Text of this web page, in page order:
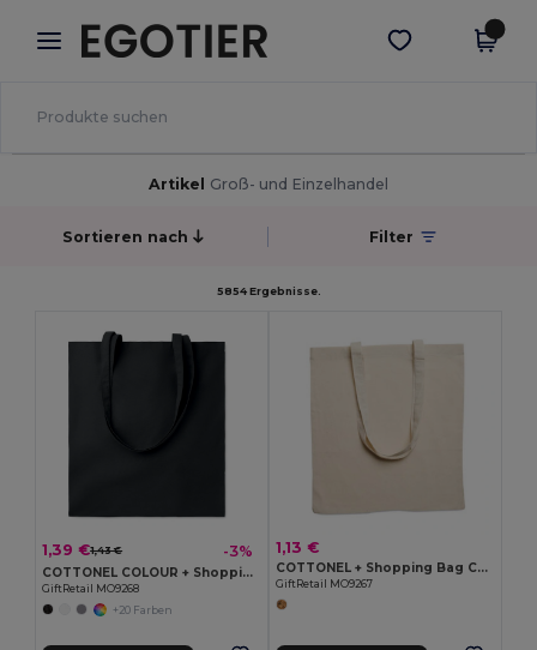
× Egotier App
Bessere Preise in der App!
App holen
Artikel Groß- und Einzelhandel
Sortieren nach Filter
5854 Ergebnisse.
1,39 €1,43 € -3%
COTTONEL COLOUR + Shopping Bag Cotton 140g/m²
GiftRetail MO9268
+20 Farben
1,13 €
COTTONEL + Shopping Bag Cotton 140g/m²
GiftRetail MO9267